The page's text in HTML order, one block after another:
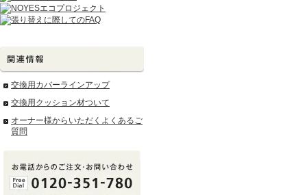
交換用カバーラインアップ
交換用クッション材ついて
オーナー様からいただくよくあるご
質問